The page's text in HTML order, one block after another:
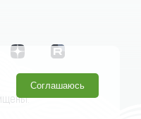
Соглашаюсь